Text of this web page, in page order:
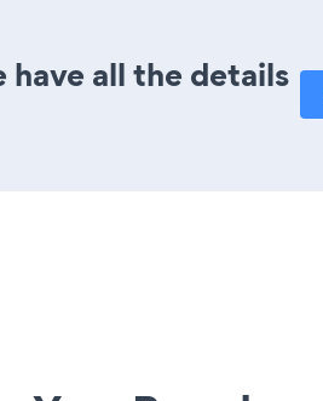
all the details